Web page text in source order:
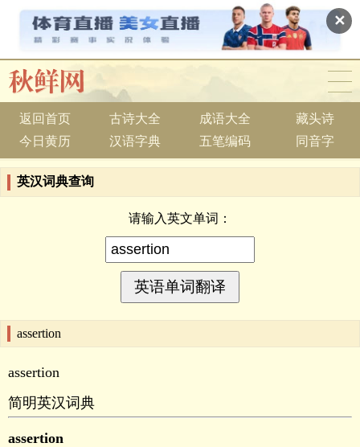
✕
返回首页 古诗大全 成语大全
藏头诗
今日黄历
汉语字典 五笔编码 同音字
英汉词典查询
请输入英文单词：
assertion
assertion
简明英汉词典
assertion